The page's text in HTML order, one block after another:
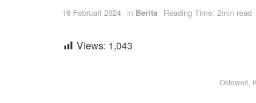
16 Februari 2024 in Berita Reading Time: 2min read
Views: 1,043
Oktoweri,